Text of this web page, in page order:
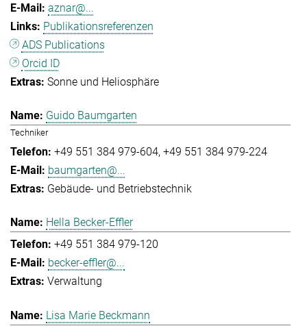
aznar@...
Publikationsreferenzen
ADS Publications
Orcid ID
Sonne und Heliosphäre
Guido Baumgarten
Techniker
+49 551 384 979-604 +49 551 384 979-224
baumgarten@...
Gebäude- und Betriebstechnik
Hella Becker-Effler
+49 551 384 979-120
becker-effler@...
Verwaltung
Lisa Marie Beckmann